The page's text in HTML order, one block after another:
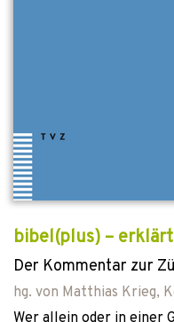
bibel(plus) – erklärt
Der Kommentar zur
hg. von Matthias Krieg,
Wer allein oder in einer